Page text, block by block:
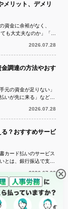
メリット、デメリ
資金に余裕がなく、
も大丈夫なのか」「実
2026.07.28
調達の方法やおす
元の資金が足りない」
いが先に来る」など、
2026.07.28
？おすすめサービ
カード払いのサービス
とは、銀行振込で支払
2026.07.22
気サービス10選